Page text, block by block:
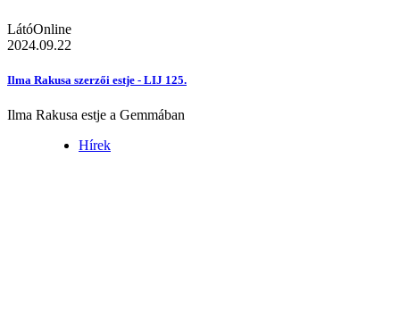
LátóOnline
2024.09.22
Ilma Rakusa szerzői estje - LIJ 125.
Ilma Rakusa estje a Gemmában
Hírek